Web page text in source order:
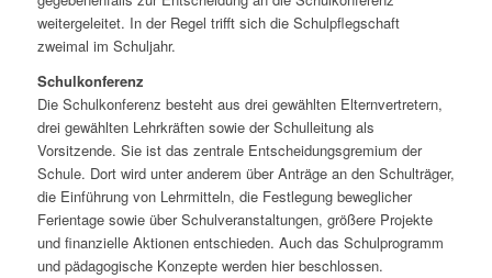
weitergeleitet. In der Regel trifft sich die Schulpflegschaft
zweimal im Schuljahr.
Schulkonferenz
Die Schulkonferenz besteht aus drei gewählten Elternvertretern,
drei gewählten Lehrkräften sowie der Schulleitung als
Vorsitzende. Sie ist das zentrale Entscheidungsgremium der
Schule. Dort wird unter anderem über Anträge an den Schulträger,
die Einführung von Lehrmitteln, die Festlegung beweglicher
Ferientage sowie über Schulveranstaltungen, größere Projekte
und finanzielle Aktionen entschieden. Auch das Schulprogramm
und pädagogische Konzepte werden hier beschlossen.